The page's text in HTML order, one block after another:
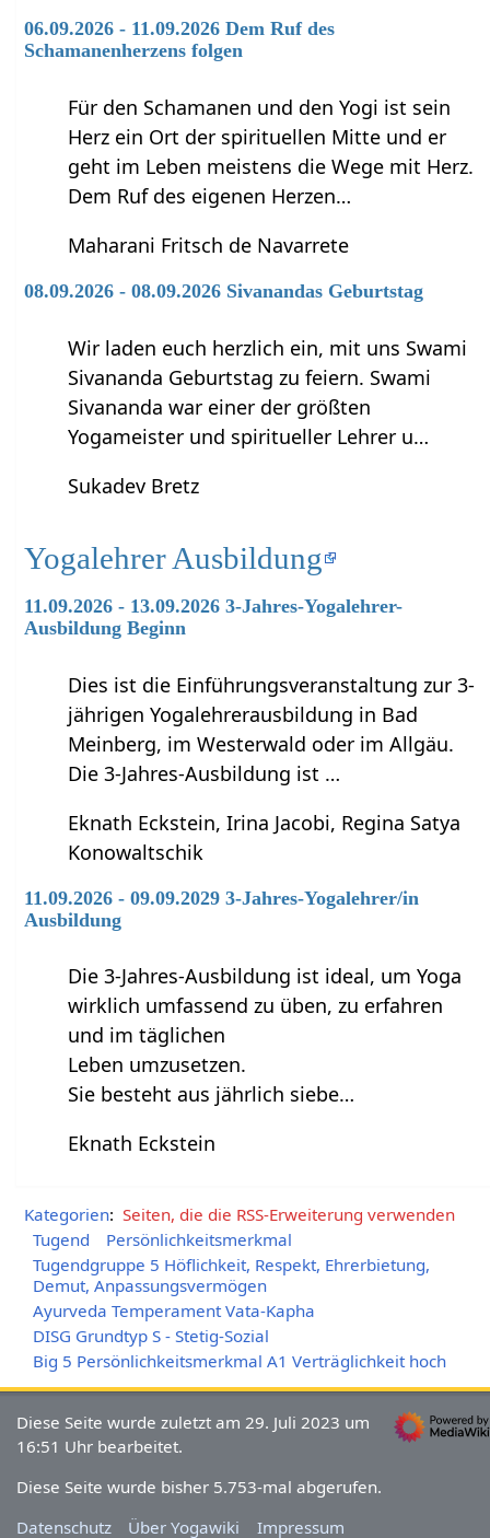
06.09.2026 - 11.09.2026 Dem Ruf des
Schamanenherzens folgen
Für den Schamanen und den Yogi ist sein
Herz ein Ort der spirituellen Mitte und er
geht im Leben meistens die Wege mit Herz.
Dem Ruf des eigenen Herzen…
Maharani Fritsch de Navarrete
08.09.2026 - 08.09.2026 Sivanandas Geburtstag
Wir laden euch herzlich ein, mit uns Swami
Sivananda Geburtstag zu feiern. Swami
Sivananda war einer der größten
Yogameister und spiritueller Lehrer u…
Sukadev Bretz
Yogalehrer Ausbildung
11.09.2026 - 13.09.2026 3-Jahres-Yogalehrer-
Ausbildung Beginn
Dies ist die Einführungsveranstaltung zur 3-
jährigen Yogalehrerausbildung in Bad
Meinberg, im Westerwald oder im Allgäu.
Die 3-Jahres-Ausbildung ist …
Eknath Eckstein, Irina Jacobi, Regina Satya
Konowaltschik
11.09.2026 - 09.09.2029 3-Jahres-Yogalehrer/in
Ausbildung
Die 3-Jahres-Ausbildung ist ideal, um Yoga
wirklich umfassend zu üben, zu erfahren
und im täglichen
Leben umzusetzen.
Sie besteht aus jährlich siebe…
Eknath Eckstein
Kategorien: Seiten, die die RSS-Erweiterung verwenden
Tugend
Persönlichkeitsmerkmal
Tugendgruppe 5 Höflichkeit, Respekt, Ehrerbietung,
Demut, Anpassungsvermögen
Ayurveda Temperament Vata-Kapha
DISG Grundtyp S - Stetig-Sozial
Big 5 Persönlichkeitsmerkmal A1 Verträglichkeit hoch
Diese Seite wurde zuletzt am 29. Juli 2023 um
16:51 Uhr bearbeitet.
Diese Seite wurde bisher 5.753-mal abgerufen.
Datenschutz
Über Yogawiki Impressum